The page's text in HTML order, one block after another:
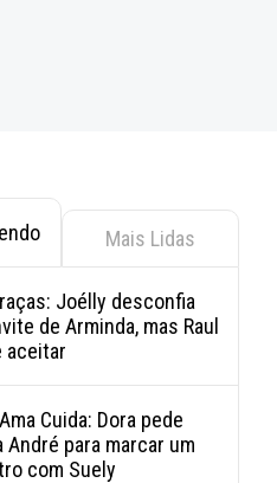
Mais Lidas
Joélly desconfia
de Arminda, mas Raul
aceitar
Cuida: Dora pede
André para marcar um
com Suely